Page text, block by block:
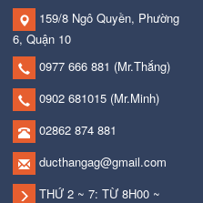
159/8 Ngô Quyền, Phường
6, Quận 10
0977 666 881 (Mr.Thắng)
0902 681015 (Mr.Minh)
02862 874 881
ducthangag@gmail.com
THỨ 2 ~ 7: TỪ 8H00 ~